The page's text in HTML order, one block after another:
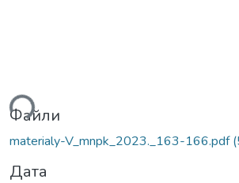
Файли
materialy-V_mnpk_2023._163-166.pdf
Дата